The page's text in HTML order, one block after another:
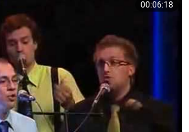
00:06:18